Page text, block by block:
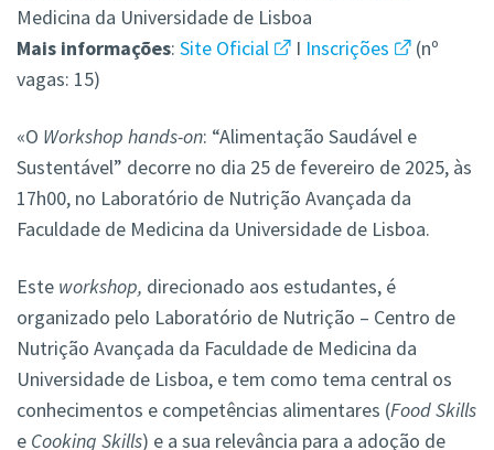
Medicina da Universidade de Lisboa
Mais informações: Site Oficial I Inscrições
(nº
vagas: 15)
«O Workshop hands-on: “Alimentação Saudável e
Sustentável” decorre no dia 25 de fevereiro de 2025, às
17h00, no Laboratório de Nutrição Avançada da
Faculdade de Medicina da Universidade de Lisboa.
Este workshop, direcionado aos estudantes, é
organizado pelo Laboratório de Nutrição – Centro de
Nutrição Avançada da Faculdade de Medicina da
Universidade de Lisboa, e tem como tema central os
conhecimentos e competências alimentares (Food Skills
e Cooking Skills) e a sua relevância para a adoção de